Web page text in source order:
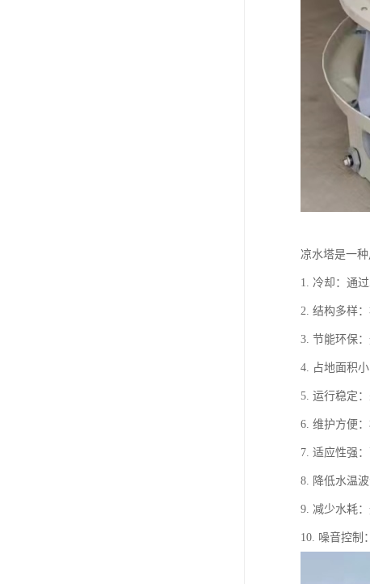
凉水塔是一
1. 冷却：通
2. 结构多样
3. 节能环保
4. 占地面积
5. 运行稳定
6. 维护方便
7. 适应性强
8. 降低水温
9. 减少水耗
10. 噪音控制